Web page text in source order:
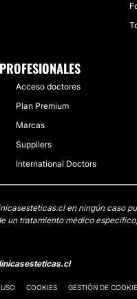
PROFESIONALES
Acceso doctores
Plan Premium
Marcas
Suppliers
International Doctors
en ningún caso
un tratamiento médico
COOKIES GESTIÓN DE